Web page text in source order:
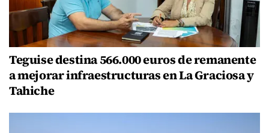
Teguise destina 566.000 euros de remanente
a mejorar infraestructuras en La Graciosa y
Tahiche